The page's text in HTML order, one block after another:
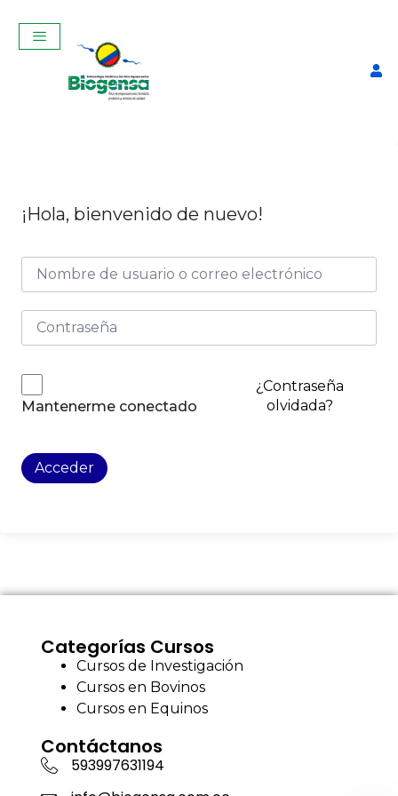
¡Hola, bienvenido de nuevo!
Mantenerme conectado
¿Contraseña
olvidada?
Acceder
Categorías Cursos
Cursos de Investigación
Cursos en Bovinos
Cursos en Equinos
Contáctanos
593997631194
Examenes remediales